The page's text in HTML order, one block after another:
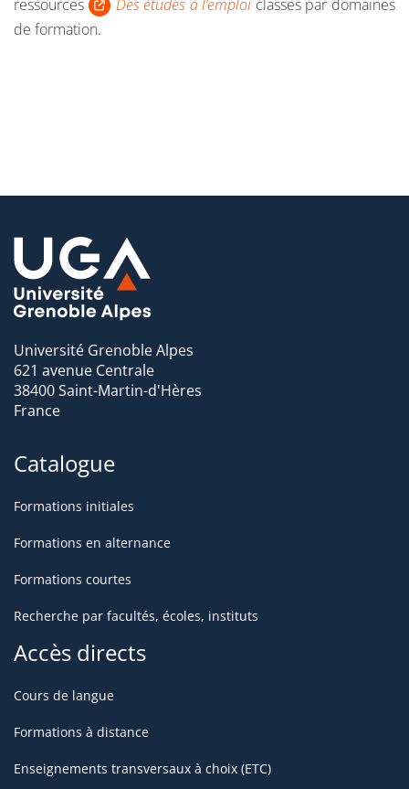
ressources
Des études à l’emploi classes par domaines
de formation.
Université Grenoble Alpes
621 avenue Centrale
38400 Saint-Martin-d'Hères
France
Catalogue
Formations initiales
Formations en alternance
Formations courtes
Recherche par facultés, écoles, instituts
Accès directs
Cours de langue
Formations à distance
Enseignements transversaux à choix (ETC)